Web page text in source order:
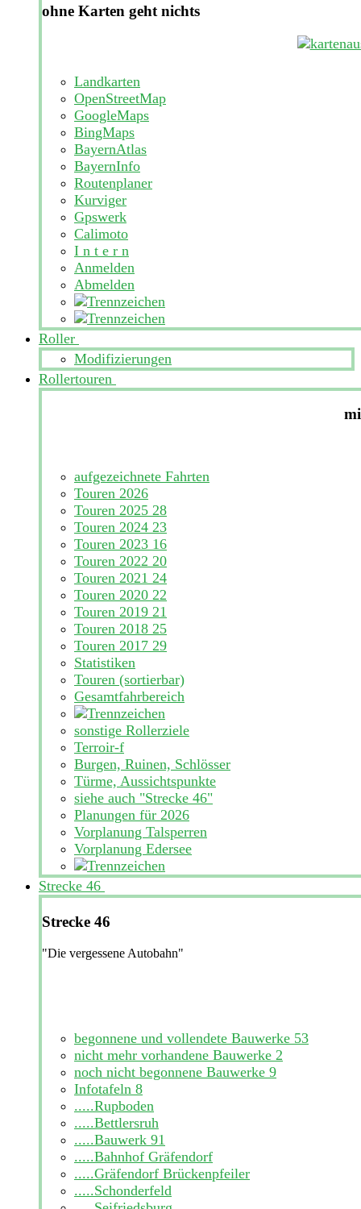
ohne Karten geht nichts
Landkarten
OpenStreetMap
GoogleMaps
BingMaps
BayernAtlas
BayernInfo
Routenplaner
Kurviger
Gpswerk
Calimoto
I n t e r n
Anmelden
Abmelden
Roller
Modifizierungen
Rollertouren
aufgezeichnete Fahrten
Touren 2026
Touren 2025 28
Touren 2024 23
Touren 2023 16
Touren 2022 20
Touren 2021 24
Touren 2020 22
Touren 2019 21
Touren 2018 25
Touren 2017 29
Statistiken
Touren (sortierbar)
Gesamtfahrbereich
sonstige Rollerziele
Terroir-f
Burgen, Ruinen, Schlösser
Türme, Aussichtspunkte
siehe auch "Strecke 46"
Planungen für 2026
Vorplanung Talsperren
Vorplanung Edersee
Strecke 46
Strecke 46
"Die vergessene Autobahn"
begonnene und vollendete Bauwerke 53
nicht mehr vorhandene Bauwerke 2
noch nicht begonnene Bauwerke 9
Infotafeln 8
.....Rupboden
.....Bettlersruh
.....Bauwerk 91
.....Bahnhof Gräfendorf
.....Gräfendorf Brückenpfeiler
.....Schonderfeld